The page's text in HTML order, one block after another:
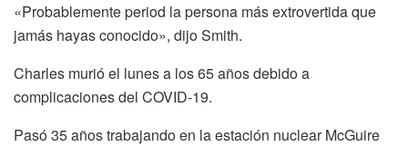
«Probablemente period la persona más extrovertida que
jamás hayas conocido», dijo Smith.
Charles murió el lunes a los 65 años debido a
complicaciones del COVID-19.
Pasó 35 años trabajando en la estación nuclear McGuire